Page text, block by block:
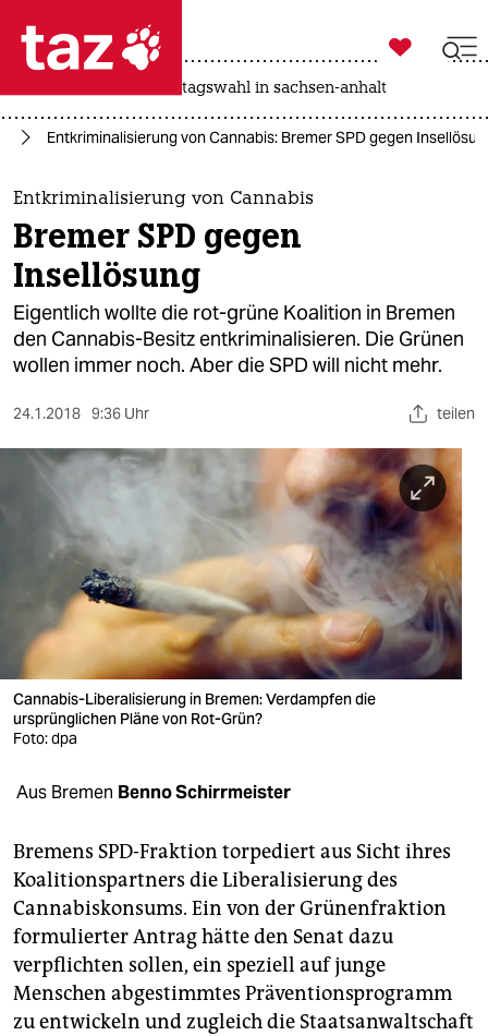
 taz zahl ich
taz zahl ich
themen
politik
öko
gesellschaft
sport
berlin
wahrheit
verlag
verlag
veranstaltungen
unterstützen
abo
genossenschaft
epaper login

taz zahl ich
landtagswahl in sachsen-anhalt
Entkriminalisierung von Cannabis: Bremer SPD gegen
Entkriminalisierung von Cannabis
Bremer SPD gegen
Insellösung
Eigentlich wollte die rot-grüne Koalition in Bremen
den Cannabis-Besitz entkriminalisieren. Die Grünen
wollen immer noch. Aber die SPD will nicht mehr.
24.1.2018 9:36 Uhr teilen
Cannabis-Liberalisierung in Bremen: Verdampfen die
ursprünglichen Pläne von Rot-Grün?
Foto: dpa
Aus Bremen Benno Schirrmeister
Bremens SPD-Fraktion torpediert aus Sicht ihres
Koalitionspartners die Liberalisierung des
Cannabiskonsums. Ein von der Grünenfraktion
formulierter Antrag hätte den Senat dazu
verpflichten sollen, ein speziell auf junge
Menschen abgestimmtes Präventionsprogramm
zu entwickeln und zugleich die Staatsanwaltschaft